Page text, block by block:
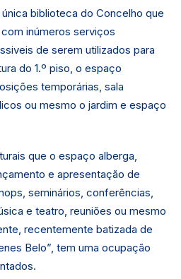
biblioteca do Concelho que
inúmeros serviços
de serem utilizados para
do 1.º piso, o espaço
temporárias, sala
ou mesmo o jardim e espaço
que o espaço alberga,
e apresentação de
seminários, conferências,
e teatro, reuniões ou mesmo
recentemente batizada de
Belo”, tem uma ocupação